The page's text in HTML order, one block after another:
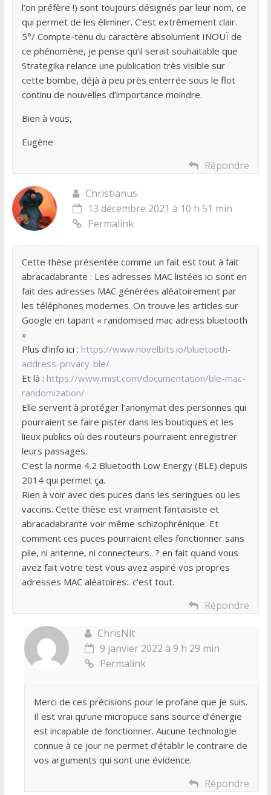
l’on préfère !) sont toujours désignés par leur nom, ce
qui permet de les éliminer. C’est extrêmement clair.
5°/ Compte-tenu du caractère absolument INOUÏ de
ce phénomène, je pense qu’il serait souhaitable que
Strategika relance une publication très visible sur
cette bombe, déjà à peu près enterrée sous le flot
continu de nouvelles d’importance moindre.
Bien à vous,
Eugène
Répondre
Christianus
13 décembre 2021 à 10 h 51 min
Permalink
Cette thèse présentée comme un fait est tout à fait
abracadabrante : Les adresses MAC listées ici sont en
fait des adresses MAC générées aléatoirement par
les téléphones modernes. On trouve les articles sur
Google en tapant « randomised mac adress bluetooth
»
Plus d’info ici : https://www.novelbits.io/bluetooth-
address-privacy-ble/
Et là : https://www.mist.com/documentation/ble-mac-
randomization/
Elle servent à protéger l’anonymat des personnes qui
pourraient se faire pister dans les boutiques et les
lieux publics où des routeurs pourraient enregistrer
leurs passages.
C’est la norme 4.2 Bluetooth Low Energy (BLE) depuis
2014 qui permet ça.
Rien à voir avec des puces dans les seringues ou les
vaccins. Cette thèse est vraiment fantaisiste et
abracadabrante voir même schizophrénique. Et
comment ces puces pourraient elles fonctionner sans
pile, ni antenne, ni connecteurs.. ? en fait quand vous
avez fait votre test vous avez aspiré vos propres
adresses MAC aléatoires.. c’est tout.
Répondre
ChrisNlt
9 janvier 2022 à 9 h 29 min
Permalink
Merci de ces précisions pour le profane que je suis.
Il est vrai qu’une micropuce sans source d’énergie
est incapable de fonctionner. Aucune technologie
connue à ce jour ne permet d’établir le contraire de
vos arguments qui sont une évidence.
Répondre